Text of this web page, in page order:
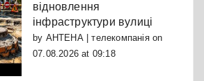
відновлення
інфраструктури вулиці
by АНТЕНА | телекомпаніяon
07.08.2026 at 09:18